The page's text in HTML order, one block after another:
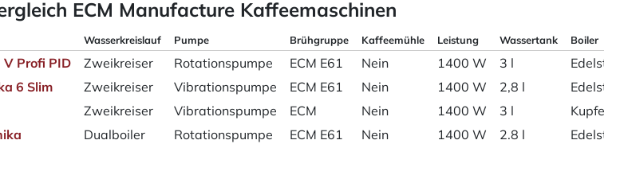
ECM Manufacture Kaffeemaschinen
Wasserkreislauf Pumpe Brühgruppe Kaffeemühle Leistung Wassertank Boiler
V Profi PID Zweikreiser Rotationspumpe ECM E61 Nein 1400 W 3 l
6 Slim
Zweikreiser Vibrationspumpe ECM E61 Nein 1400 W 2,8 l
Zweikreiser Vibrationspumpe ECM Nein 1400 W 3 l
Kupfer
Dualboiler Rotationspumpe ECM E61 Nein 1400 W 2.8 l